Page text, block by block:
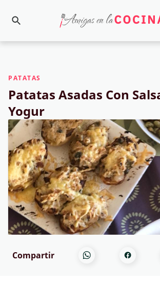
PATATAS
Patatas Asadas Con
Yogur
Compartir